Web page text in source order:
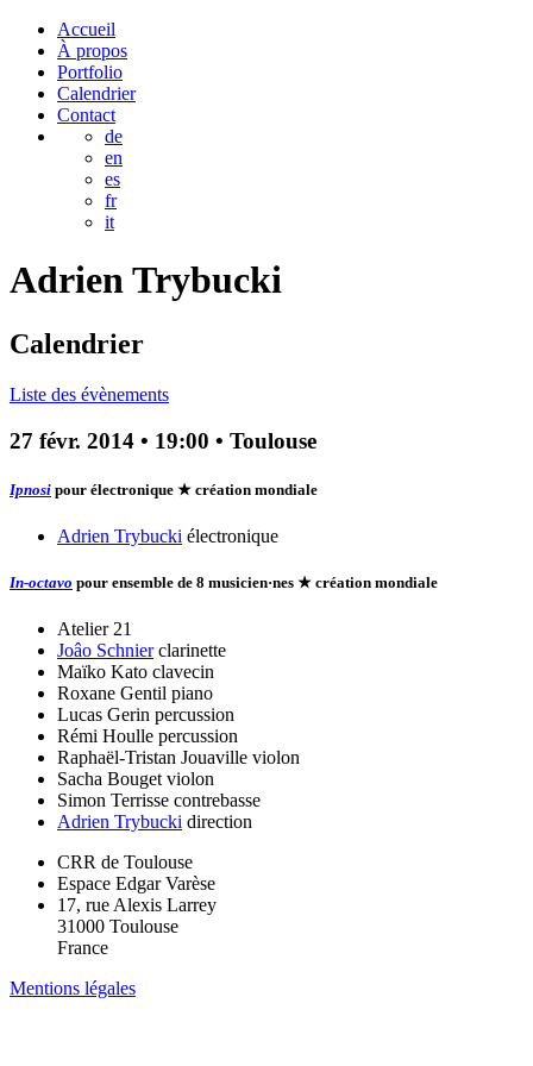
Accueil
À propos
Portfolio
Calendrier
Contact
de
en
es
fr
it
AdrienTrybucki
Calendrier
Liste des évènements
27 févr. 2014 • 19:00 • Toulouse
Ipnosi pour électronique ★ création mondiale
Adrien Trybucki électronique
In-octavo pour ensemble de 8 musicien·nes ★ création mondiale
Atelier 21
Joâo Schnier clarinette
Maïko Kato clavecin
Roxane Gentil piano
Lucas Gerin percussion
Rémi Houlle percussion
Raphaël-Tristan Jouaville violon
Sacha Bouget violon
Simon Terrisse contrebasse
Adrien Trybucki direction
CRR de Toulouse
Espace Edgar Varèse
17, rue Alexis Larrey
31000 Toulouse
France
Mentions légales